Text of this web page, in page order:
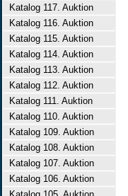
Katalog 117. Auktion
Katalog 116. Auktion
Katalog 115. Auktion
Katalog 114. Auktion
Katalog 113. Auktion
Katalog 112. Auktion
Katalog 111. Auktion
Katalog 110. Auktion
Katalog 109. Auktion
Katalog 108. Auktion
Katalog 107. Auktion
Katalog 106. Auktion